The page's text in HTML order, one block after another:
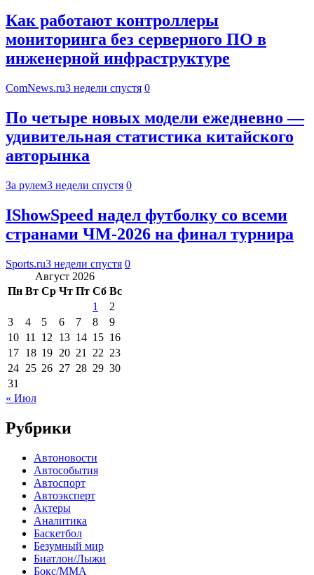
Как работают контроллеры
мониторинга без серверного ПО в
инженерной инфраструктуре
ComNews.ru3 недели спустя 0
По четыре новых модели ежедневно —
удивительная статистика китайского
авторынка
За рулем3 недели спустя 0
IShowSpeed надел футболку со всеми
странами ЧМ-2026 на финал турнира
Sports.ru3 недели спустя 0
Август 2026
Пн Вт Ср Чт Пт Сб Вс
1
2
3
4 5 6 7 8
9
10 11 12 13 14 15 16
17 18 19 20 21 22 23
24 25 26 27 28 29 30
31
« Июл
Рубрики
Автоновости
Автособытия
Автоспорт
Автоэксперт
Актеры
Аналитика
Баскетбол
Безумный мир
Биатлон/Лыжи
Бокс/MMA